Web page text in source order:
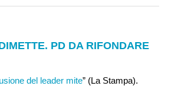
PD DA RIFONDARE
del leader mite” (La Stampa).